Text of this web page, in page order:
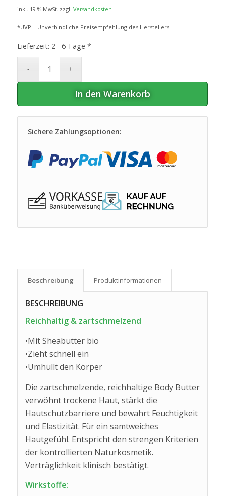
inkl. 19 % MwSt. zzgl. Versandkosten
*UVP = Unverbindliche Preisempfehlung des Herstellers
Lieferzeit: 2 - 6 Tage *
In den Warenkorb
Sichere Zahlungsoptionen:
Beschreibung Produkt­informationen
BESCHREIBUNG
Reichhaltig & zartschmelzend
•Mit Sheabutter bio
•Zieht schnell ein
•Umhüllt den Körper
Die zartschmelzende, reichhaltige Body Butter
verwöhnt trockene Haut, stärkt die
Hautschutzbarriere und bewahrt Feuchtigkeit
und Elastizität. Für ein samtweiches
Hautgefühl. Entspricht den strengen Kriterien
der kontrollierten Naturkosmetik.
Verträglichkeit klinisch bestätigt.
Wirkstoffe: